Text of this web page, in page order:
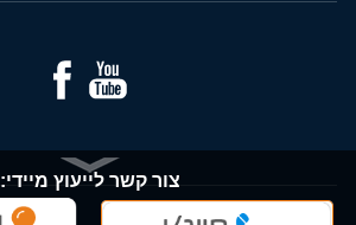
צור קשר לייעוץ מיידי: